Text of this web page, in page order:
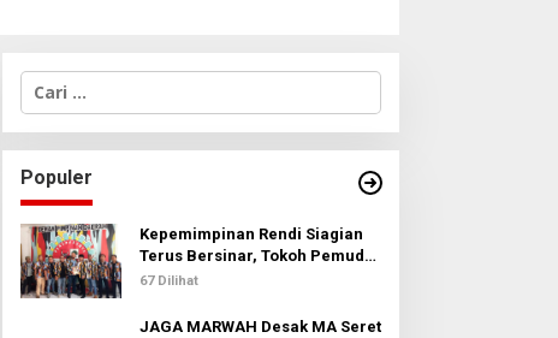
C
i
u
n
t
u
k
:
Populer
Kepemimpinan Rendi Siagian
Terus Bersinar, Tokoh Pemuda
Karo Pimpin PKN MJA Kota
67 Dilihat
JAGA MARWAH Desak MA Seret